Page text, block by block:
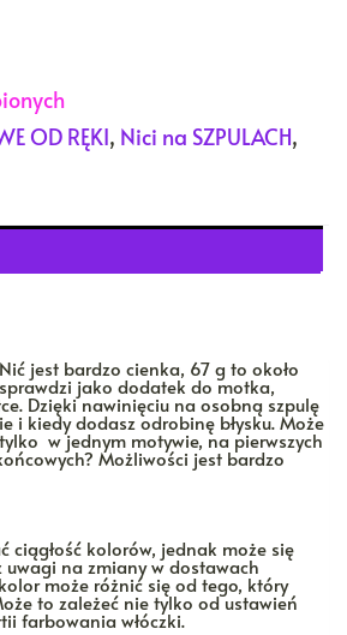
OD RĘKI, Nici na SZPULACH,
jest bardzo cienka, 67 g to około
jako dodatek do motka,
Dzięki nawinięciu na osobną szpulę
i kiedy dodasz odrobinę błysku. Może
w jednym motywie, na pierwszych
Możliwości jest bardzo
ciągłość kolorów, jednak może się
uwagi na zmiany w dostawach
może różnić się od tego, który
to zależeć nie tylko od ustawień
farbowania włóczki.